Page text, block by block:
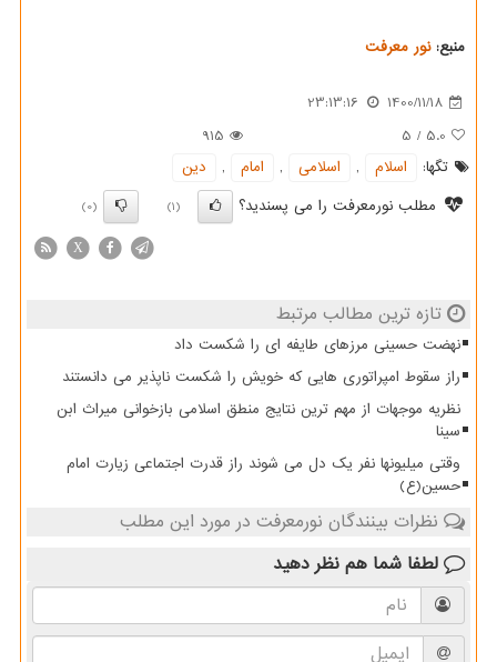
منبع:نور معرفت
1400/11/18
23:13:16
5.0
/
5
915
تگها:
اسلام , اسلامی , امام ,
دین
مطلب نورمعرفت را می پسندید؟
(1)
(0)
X
تازه ترین مطالب مرتبط
نهضت حسینی مرزهای طایفه ای را شکست داد
راز سقوط امپراتوری هایی که خویش را شکست ناپذیر می دانستند
نظریه موجهات از مهم ترین نتایج منطق اسلامی بازخوانی میراث ابن
سینا
وقتی میلیونها نفر یک دل می شوند راز قدرت اجتماعی زیارت امام
حسین(ع)
نظرات بینندگان نورمعرفت در مورد این مطلب
لطفا شما هم نظر دهید